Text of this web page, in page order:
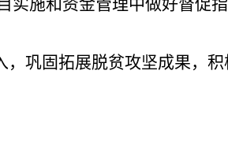
实施和资金管理中做好督促
巩固拓展脱贫攻坚成果，积